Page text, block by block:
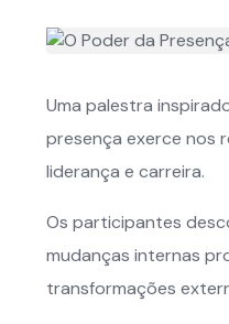
Uma palestra
presença exerce nos
liderança e carreira.
Os participantes
mudanças internas
transformações